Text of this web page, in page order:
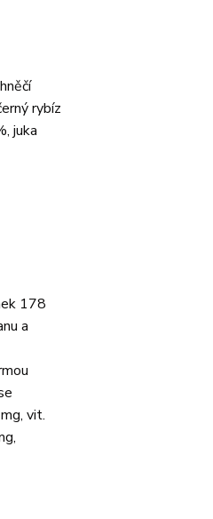
rybíz
juka
178
a
vit.